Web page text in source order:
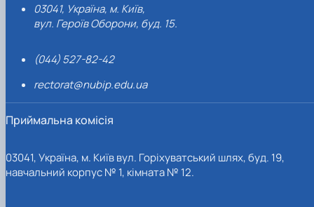
03041, Україна, м. Київ,
вул. Героїв Оборони, буд. 15.
(044) 527-82-42
rectorat@nubip.edu.ua
Приймальна комісія
03041, Україна, м. Київ вул. Горіхуватський шлях, буд. 19,
навчальний корпус № 1, кімната № 12.